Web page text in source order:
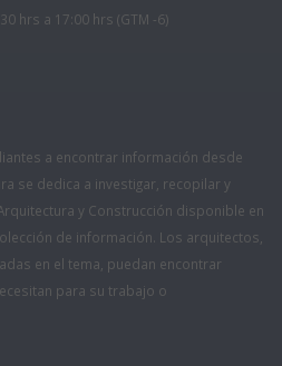
hrs a 17:00 hrs (GTM -6)
a encontrar información desde
se dedica a investigar, recopilar y
y Construcción disponible en
de información. Los arquitectos,
en el tema, puedan encontrar
para su trabajo o